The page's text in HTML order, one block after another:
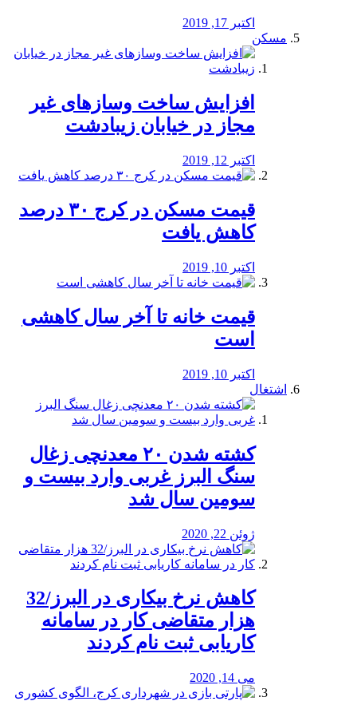
اکتبر 17, 2019
مسکن
افزایش ساخت وسازهای غیر
مجاز در خیابان زیبادشت
اکتبر 12, 2019
️قیمت مسکن در کرج ۳۰ درصد
کاهش یافت
اکتبر 10, 2019
قیمت خانه تا آخر سال کاهشی
است
اکتبر 10, 2019
اشتغال
کشته شدن ۲۰ معدنچی زغال
سنگ البرز غربی وارد بیست و
سومین سال شد
ژوئن 22, 2020
کاهش نرخ بیکاری در البرز/32
هزار متقاضی کار در سامانه
کاریابی ثبت نام کردند
می 14, 2020